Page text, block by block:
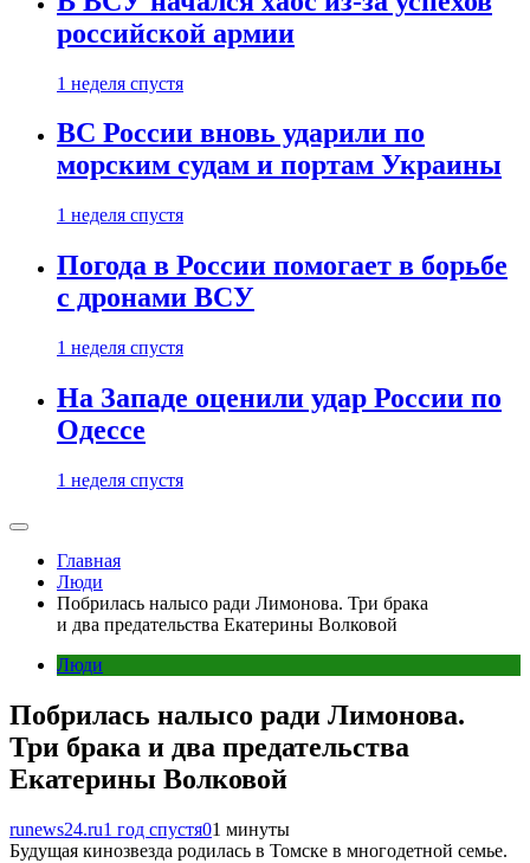
российской армии
1 неделя спустя
ВС России вновь ударили по
морским судам и портам Украины
1 неделя спустя
Погода в России помогает в борьбе
с дронами ВСУ
1 неделя спустя
На Западе оценили удар России по
Одессе
1 неделя спустя
Главная
Люди
Побрилась налысо ради Лимонова. Три брака
и два предательства Екатерины Волковой
Люди
Побрилась налысо ради Лимонова.
Три брака и два предательства
Екатерины Волковой
runews24.ru1 год спустя01 минуты
Будущая кинозвезда родилась в Томске в многодетной семье.